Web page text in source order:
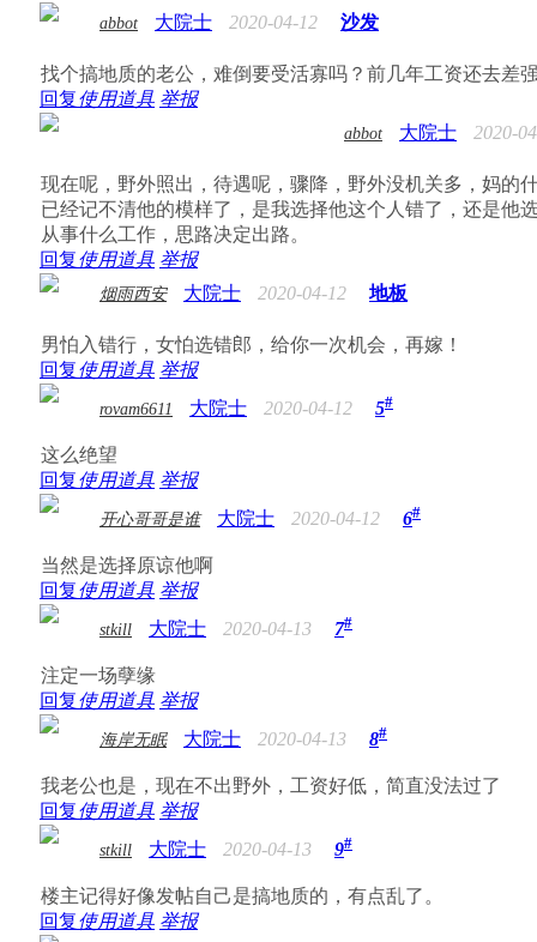
abbot 大院士 2020-04-12 沙发
找个搞地质的老公，难倒要受活寡吗？前几年工资还去差
回复使用道具 举报
abbot 大院士 2020-
现在呢，野外照出，待遇呢，骤降，野外没机关多，妈的
已经记不清他的模样了，是我选择他这个人错了，还是他
从事什么工作，思路决定出路。
回复使用道具 举报
烟雨西安 大院士 2020-04-12 地板
男怕入错行，女怕选错郎，给你一次机会，再嫁！
回复使用道具 举报
rovam6611 大院士 2020-04-12 5#
这么绝望
回复使用道具 举报
开心哥哥是谁 大院士 2020-04-12 6#
当然是选择原谅他啊
回复使用道具 举报
stkill 大院士 2020-04-13 7#
注定一场孽缘
回复使用道具 举报
海岸无眠 大院士 2020-04-13 8#
我老公也是，现在不出野外，工资好低，简直没法过了
回复使用道具 举报
stkill 大院士 2020-04-13 9#
楼主记得好像发帖自己是搞地质的，有点乱了。
回复使用道具 举报